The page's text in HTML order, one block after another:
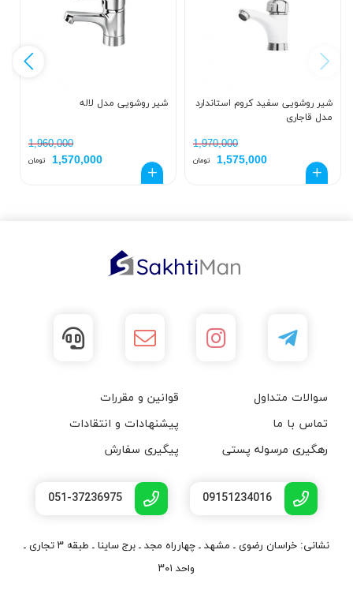
شیر روشویی سفید کروم استاندارد
مدل قاجاری
1,970,000
1,575,000 تومان
شیر روشویی مدل لاله
1,960,000
1,570,000 تومان
سوالات متداول
قوانین و مقررات
تماس با ما
پیشنهادات و انتقادات
رهگیری مرسوله پستی
پیگیری سفارش
09151234016
051-37236975
نشانی: خراسان رضوی ـ مشهد ـ چهارراه مجد ـ برج ساینا ـ طبقه ۳ تجاری ـ
واحد ۳۰۱